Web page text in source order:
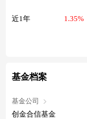
近1年 1.35%
基金档案
基金公司
创金合信基金